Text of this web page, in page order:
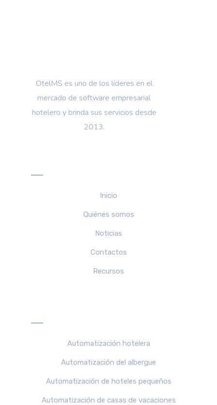
OtelMS es uno de los líderes en el
mercado de software empresarial
hotelero y brinda sus servicios desde
2013.
Inicio
Quiénes somos
Noticias
Contactos
Recursos
Automatización hotelera
Automatización del albergue
Automatización de hoteles pequeños
Automatización de casas de vacaciones